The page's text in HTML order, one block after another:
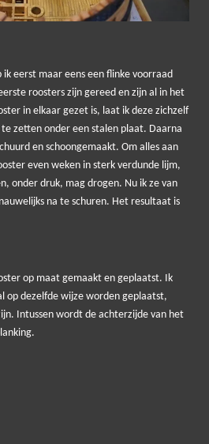
eerst maar eens een flinke voorraad
roosters zijn gereed en zijn al in het
in elkaar gezet is, laat ik deze zichzelf
zetten onder een stalen plaat. Daarna
en schoongemaakt. Om alles aan
even weken in sterk verdunde lijm,
onder druk, mag drogen. Nu ik ze van
na te schuren. Het resultaat is
op maat gemaakt en geplaatst. Ik
op dezelfde wijze worden geplaatst,
Intussen wordt de achterzijde van het